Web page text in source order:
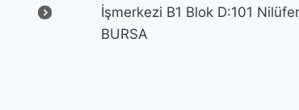
İşmerkezi B1 Blok D:101
BURSA